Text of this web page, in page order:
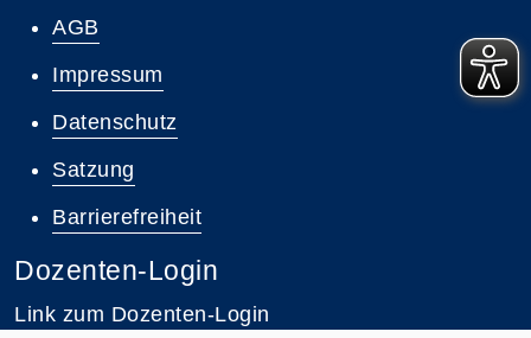
AGB
Impressum
Datenschutz
Satzung
Barrierefreiheit
Dozenten-Login
Link zum Dozenten-Login